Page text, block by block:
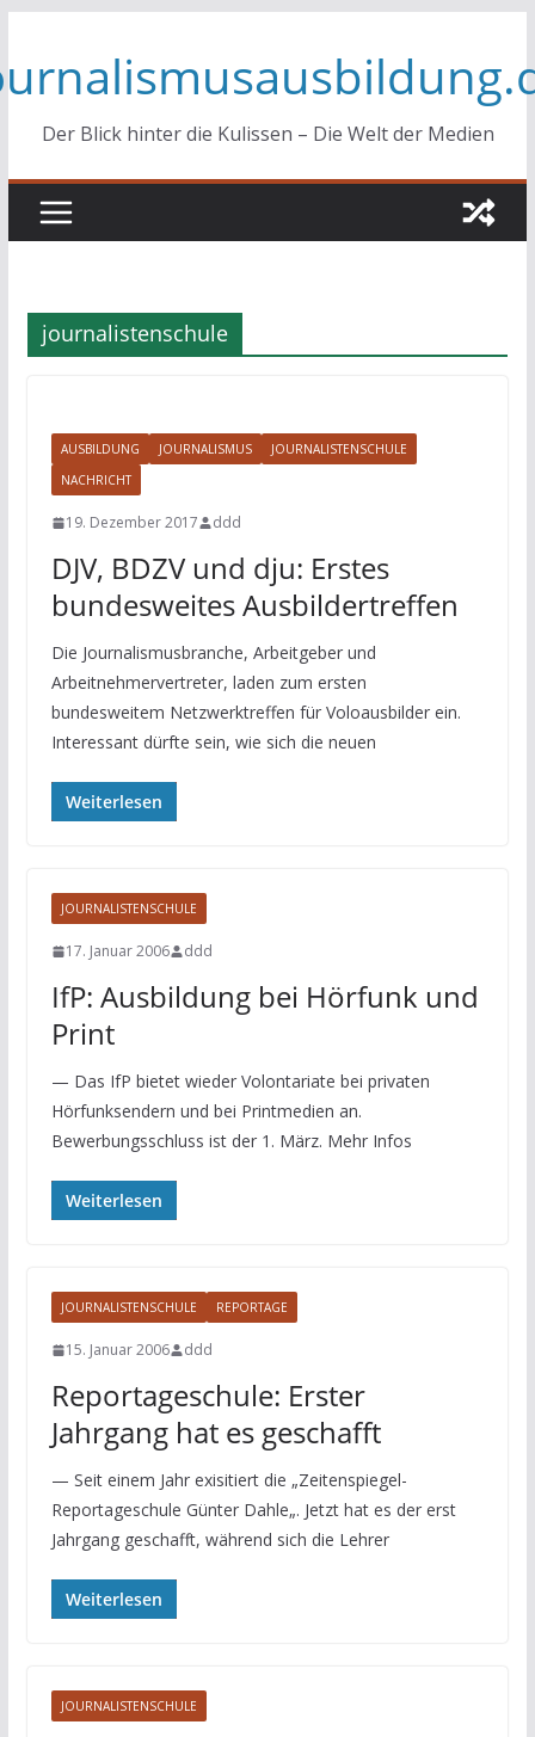
springen
Der Blick hinter die Kulissen – Die Welt der Medien
journalistenschule
AUSBILDUNG JOURNALISMUS
JOURNALISTENSCHULE
NACHRICHT
19. Dezember 2017 ddd
DJV, BDZV und dju: Erstes
bundesweites Ausbildertreffen
Die Journalismusbranche, Arbeitgeber und
Arbeitnehmervertreter, laden zum ersten
bundesweitem Netzwerktreffen für Voloausbilder ein.
Interessant dürfte sein, wie sich die neuen
Weiterlesen
JOURNALISTENSCHULE
17. Januar 2006 ddd
IfP: Ausbildung bei Hörfunk und
Print
— Das IfP bietet wieder Volontariate bei privaten
Hörfunksendern und bei Printmedien an.
Bewerbungsschluss ist der 1. März. Mehr Infos
Weiterlesen
JOURNALISTENSCHULE REPORTAGE
15. Januar 2006 ddd
Reportageschule: Erster
Jahrgang hat es geschafft
— Seit einem Jahr exisitiert die „Zeitenspiegel-
Reportageschule Günter Dahle„. Jetzt hat es der erst
Jahrgang geschafft, während sich die Lehrer
Weiterlesen
JOURNALISTENSCHULE